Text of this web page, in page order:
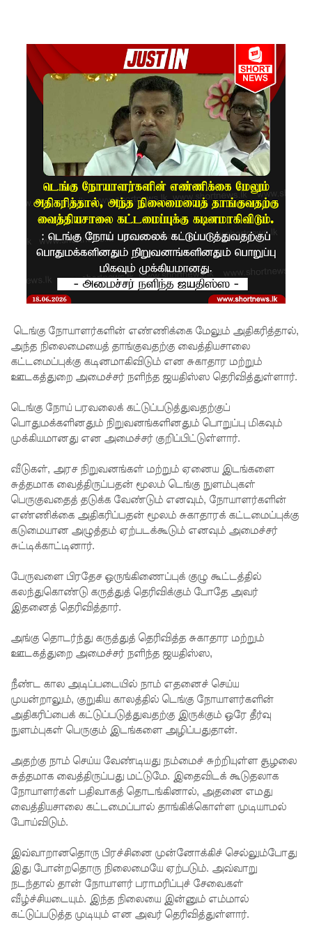
குருக்கள்ம
டம்
மனிதப்பு
வழக்கு
விசார
ஆகஸ்ட்
24க்கு
கழகப்
பதிவு
ஆரம்பம்
கஞ்சிபா
னை
னை
கைது
செய்ய
மலேசிய -
சர்வதேச
பொலிஸா
இலங்கை
நடவடிக்
ஈட்டி
எறிதலுக்
கான
தரவரிசை
யில்
ரூமேஷ்
டெங்கு நோயாளர்களின் எண்ணிக்கை மேலும் அதிகரித்தால்,
அந்த நிலைமையைத் தாங்குவதற்கு வைத்தியசாலை
கட்டமைப்புக்கு கடினமாகிவிடும் என சுகாதார மற்றும்
ஊடகத்துறை அமைச்சர் நளிந்த ஜயதிஸ்ஸ தெரிவித்துள்ளார்.
டெங்கு நோய் பரவலைக் கட்டுப்படுத்துவதற்குப்
பொதுமக்களினதும் நிறுவனங்களினதும் பொறுப்பு மிகவும்
முக்கியமானது என அமைச்சர் குறிப்பிட்டுள்ளார்.
வீடுகள், அரச நிறுவனங்கள் மற்றும் ஏனைய இடங்களை
சுத்தமாக வைத்திருப்பதன் மூலம் டெங்கு நுளம்புகள்
பெருகுவதைத் தடுக்க வேண்டும் எனவும், நோயாளர்களின்
எண்ணிக்கை அதிகரிப்பதன் மூலம் சுகாதாரக் கட்டமைப்புக்கு
கடுமையான அழுத்தம் ஏற்படக்கூடும் எனவும் அமைச்சர்
சுட்டிக்காட்டினார்.
பேருவளை பிரதேச ஒருங்கிணைப்புக் குழு கூட்டத்தில்
கலந்துகொண்டு கருத்துத் தெரிவிக்கும் போதே அவர்
இதனைத் தெரிவித்தார்.
அங்கு தொடர்ந்து கருத்துத் தெரிவித்த சுகாதார மற்றும்
ஊடகத்துறை அமைச்சர் நளிந்த ஜயதிஸ்ஸ,
நீண்ட கால அடிப்படையில் நாம் எதனைச் செய்ய
முயன்றாலும், குறுகிய காலத்தில் டெங்கு நோயாளர்களின்
அதிகரிப்பைக் கட்டுப்படுத்துவதற்கு இருக்கும் ஒரே தீர்வு
நுளம்புகள் பெருகும் இடங்களை அழிப்பதுதான்.
அதற்கு நாம் செய்ய வேண்டியது நம்மைச் சுற்றியுள்ள சூழலை
சுத்தமாக வைத்திருப்பது மட்டுமே. இதைவிடக் கூடுதலாக
நோயாளர்கள் பதிவாகத் தொடங்கினால், அதனை எமது
வைத்தியசாலை கட்டமைப்பால் தாங்கிக்கொள்ள முடியாமல்
போய்விடும்.
இவ்வாறானதொரு பிரச்சினை முன்னோக்கிச் செல்லும்போது
இது போன்றதொரு நிலைமையே ஏற்படும். அவ்வாறு
நடந்தால் தான் நோயாளர் பராமரிப்புச் சேவைகள்
வீழ்ச்சியடையும். இந்த நிலையை இன்னும் எம்மால்
கட்டுப்படுத்த முடியும் என அவர் தெரிவித்துள்ளார்.